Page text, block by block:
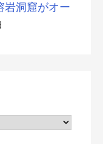
岩洞窟がオー